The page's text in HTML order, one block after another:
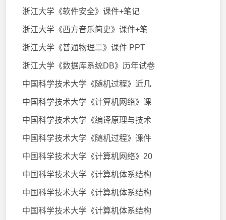
浙江大学《软件安全》课件+笔记
浙江大学《西方音乐简史》课件+笔
浙江大学《普通物理二》课件 PPT
浙江大学《数据库系统DB》历年试卷
中国科学技术大学《随机过程》近几
中国科学技术大学《计算机网络》课
中国科学技术大学《编译原理与技术
中国科学技术大学《随机过程》课件
中国科学技术大学《计算机网络》20
中国科学技术大学《计算机体系结构
中国科学技术大学《计算机体系结构
中国科学技术大学《计算机体系结构